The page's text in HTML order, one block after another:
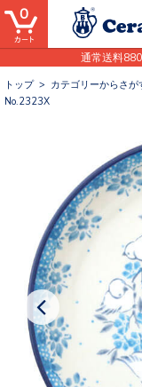
通常送料
0
トップ> カテゴリーからさが
No.2323X